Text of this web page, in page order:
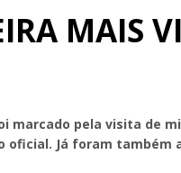
MAIS
marcado pela visita de
Já foram também